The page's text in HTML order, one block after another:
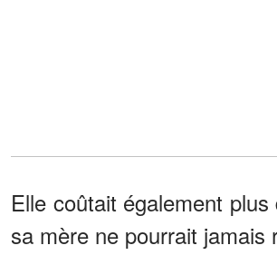
Elle coûtait également
sa mère ne pourrait jamais